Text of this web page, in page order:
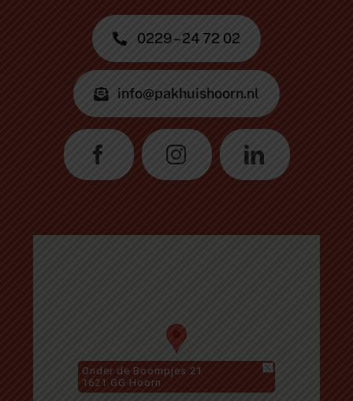
Onder de Boompjes 21
1621 GG Hoorn
0229 – 24 72 02
info@pakhuishoorn.nl